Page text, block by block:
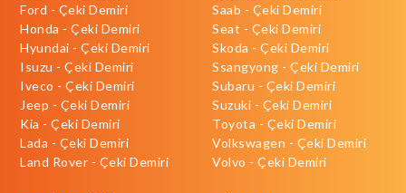
Ford - Çeki Demiri
Honda - Çeki Demiri
Hyundai - Çeki Demiri
Isuzu - Çeki Demiri
Iveco - Çeki Demiri
Jeep - Çeki Demiri
Kia - Çeki Demiri
Lada - Çeki Demiri
Land Rover - Çeki Demiri
Saab - Çeki Demiri
Seat - Çeki Demiri
Skoda - Çeki Demiri
Ssangyong - Çeki Demiri
Subaru - Çeki Demiri
Suzuki - Çeki Demiri
Toyota - Çeki Demiri
Volkswagen - Çeki Demiri
Volvo - Çeki Demiri